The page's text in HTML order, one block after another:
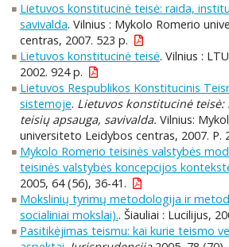
Lietuvos konstitucinė teisė: raida,
savivalda. Vilnius : Mykolo Romerio
centras, 2007. 523 p.
Lietuvos konstitucinė teisė. Vilnius :
2002. 924 p.
Lietuvos Respublikos Konstitucinis
sistemoje. Lietuvos konstitucinė
teisių apsauga, savivalda. Vilnius:
universiteto Leidybos centras, 2007. P.
Mykolo Romerio teisinės valstybės
teisinės valstybės koncepcijos
2005, 64 (56), 36-41.
Mokslinių tyrimų metodologija ir
socialiniai mokslai).. Šiauliai : Lucilijus,
Pasitikėjimas teismu: kai kurie teismo